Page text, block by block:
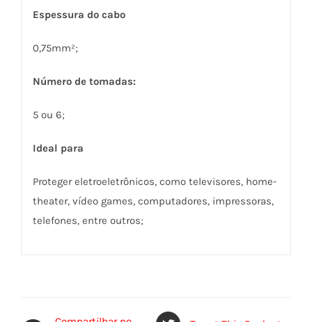
Espessura do cabo
0,75mm²;
Número de tomadas:
5 ou 6;
Ideal para
Proteger eletroeletrônicos, como televisores, home-
theater, vídeo games, computadores, impressoras,
telefones, entre outros;